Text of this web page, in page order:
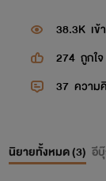
38.3K เข้
274 ถูกใจ
37 ความ
นิยายทั้งหมด (3) อี